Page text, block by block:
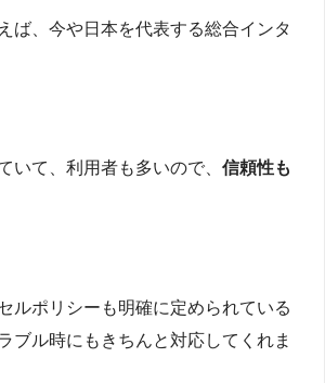
ば、今や日本を代表する総合インタ
いて、利用者も多いので、 信頼性も
ルポリシーも明確に定められている
ブル時にもきちんと対応してくれま